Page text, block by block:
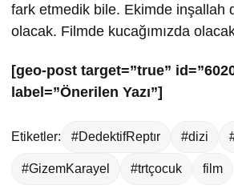
fark etmedik bile. Ekimde inşallah
olacak. Filmde kucağımızda
[geo-post target=”true”
label=”Önerilen Yazı”]
Etiketler: #DedektifReptır #dizi
#GizemKarayel #trtçocuk film